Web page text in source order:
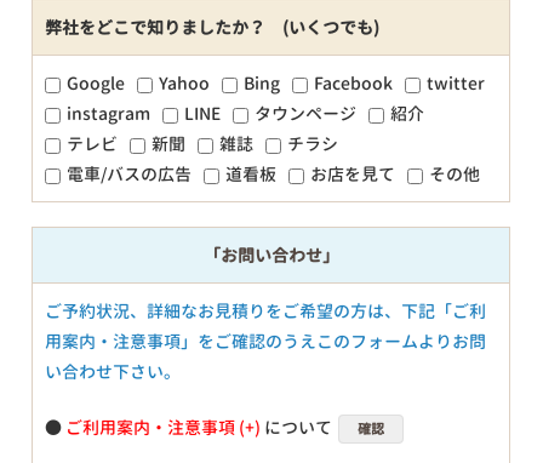
弊社をどこで知りましたか？ (いくつでも)
Google Yahoo Bing Facebook
twitter
instagram
LINE タウンページ
紹介
テレビ
新聞 雑誌
チラシ
電車/バスの広告
道看板 お店を見て その他
「お問い合わせ」
ご予約状況、詳細なお見積りをご希望の方は、下記「ご利
用案内・注意事項」をご確認のうえこのフォームよりお問
い合わせ下さい。
● ご利用案内・注意事項 について 確認